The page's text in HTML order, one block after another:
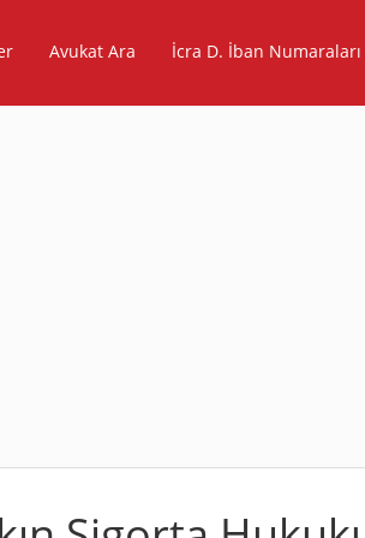
Avukat Ara İcra D. İban Numaraları